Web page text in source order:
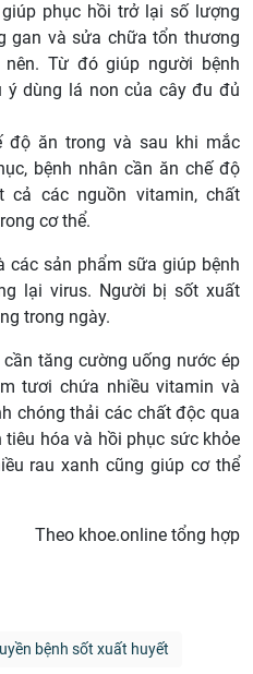
phục hồi trở lại số lượng
gan và sửa chữa tổn thương
Từ đó giúp người bệnh
ý dùng lá non của cây đu đủ
độ ăn trong và sau khi mắc
bệnh nhân cần ăn chế độ
các nguồn vitamin, chất
cơ thể.
các sản phẩm sữa giúp bệnh
lại virus. Người bị sốt xuất
trong ngày.
tăng cường uống nước ép
tươi chứa nhiều vitamin và
chóng thải các chất độc qua
hóa và hồi phục sức khỏe
rau xanh cũng giúp cơ thể
Theo khoe.online tổng hợp
bệnh sốt xuất huyết